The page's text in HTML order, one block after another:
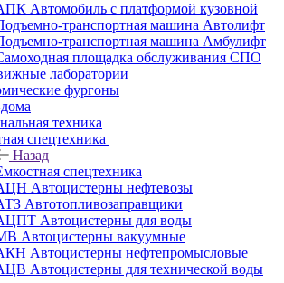
Автомобиль с платформой кузовной
транспортная машина Автолифт
транспортная машина Амбулифт
площадка обслуживания СПО
лаборатории
фургоны
техника
спецтехника
Назад
спецтехника
Автоцистерны нефтевозы
Автотопливозаправщики
Автоцистерны для воды
Автоцистерны вакуумные
Автоцистерны нефтепромысловые
Автоцистерны для технической воды